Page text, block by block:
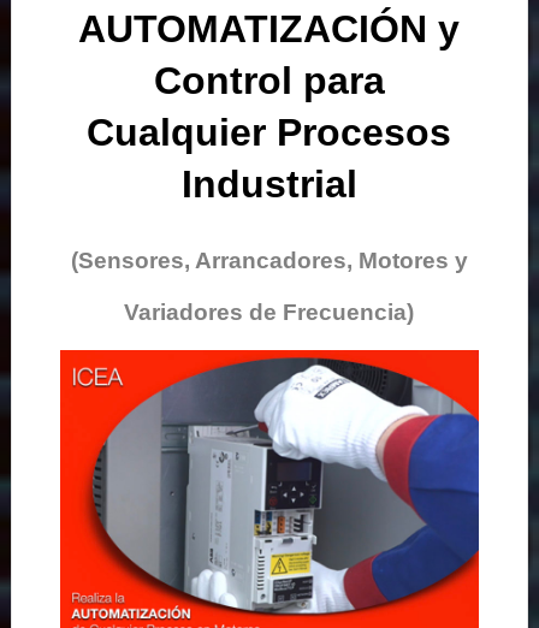
AUTOMATIZACIÓN y
Control para
Cualquier Procesos
Industrial
(Sensores, Arrancadores, Motores y
Variadores de Frecuencia)